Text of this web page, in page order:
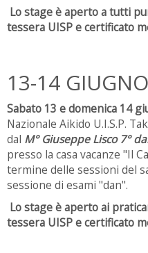
Lo stage è aperto a tutti
tessera UISP e certificato
13-14
Sabato 13 e domenica 14
Nazionale Aikido U.I.S.P.
dal M° Giuseppe Lisco 7°
presso la casa vacanze "Il
termine delle sessioni del
sessione di esami "dan".
Lo stage è aperto ai
tessera UISP e certificato